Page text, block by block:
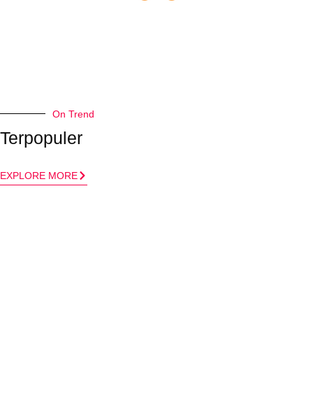
On Trend
Terpopuler
EXPLORE MORE